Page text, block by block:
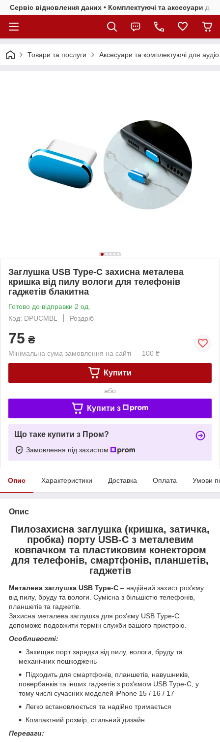
Сервіс відновлення даних • Комплектуючі та аксесуари
Товари та послуги Аксесуари та комплектуючі для
Заглушка USB Type-C захисна металева
кришка від пилу вологи для телефонів
гаджетів блакитна
Готово до відправки 2 од.
Код: DPUCMBL
Роздріб
75 ₴
Мінімальна сума замовлення на сайті — 100 ₴
Купити
або
Купити з
Що таке купити з Пром?
Замовлення під захистом
Опис Характеристики Доставка Оплата Умови
Опис
Пилозахисна заглушка (кришка, затичка,
пробка) порту USB-C з металевим
ковпачком та пластиковим конектором
для телефонів, смартфонів, планшетів,
гаджетів
Металева заглушка USB Type-C – надійний захист роз'єму
від пилу, бруду та вологи. Сумісна з більшістю телефонів,
планшетів та гаджетів.
Захисна металева заглушка для роз'єму USB Type-C
допоможе подовжити термін служби вашого пристрою.
Особливості:
Захищає порт зарядки від пилу, вологи, бруду та
механічних пошкоджень
Підходить для смартфонів, планшетів, навушників,
повербанків та інших гаджетів з роз'ємом USB Type-C, у
тому числі сучасних моделей iPhone 15 / 16 / 17
Легко встановлюється та надійно тримається
Компактний розмір, стильний дизайн
Переваги: